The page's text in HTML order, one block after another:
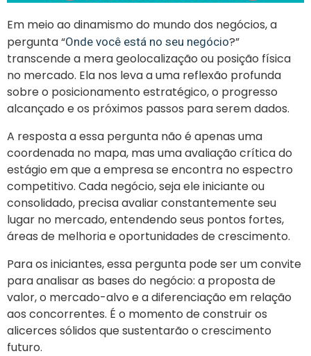
Em meio ao dinamismo do mundo dos negócios, a
pergunta “Onde você está no seu negócio?”
transcende a mera geolocalização ou posição física
no mercado. Ela nos leva a uma reflexão profunda
sobre o posicionamento estratégico, o progresso
alcançado e os próximos passos para serem dados.
A resposta a essa pergunta não é apenas uma
coordenada no mapa, mas uma avaliação crítica do
estágio em que a empresa se encontra no espectro
competitivo. Cada negócio, seja ele iniciante ou
consolidado, precisa avaliar constantemente seu
lugar no mercado, entendendo seus pontos fortes,
áreas de melhoria e oportunidades de crescimento.
Para os iniciantes, essa pergunta pode ser um convite
para analisar as bases do negócio: a proposta de
valor, o mercado-alvo e a diferenciação em relação
aos concorrentes. É o momento de construir os
alicerces sólidos que sustentarão o crescimento
futuro.